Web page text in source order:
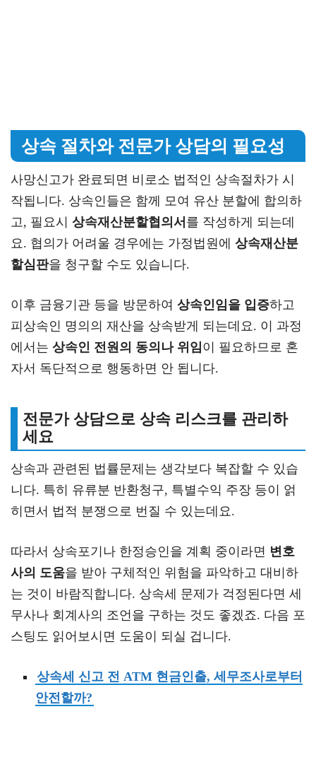
상속 절차와 전문가 상담의 필요성
사망신고가 완료되면 비로소 법적인 상속절차가 시
작됩니다. 상속인들은 함께 모여 유산 분할에 합의하
고, 필요시 상속재산분할협의서 를 작성하게 되는데
요. 협의가 어려울 경우에는 가정법원에 상속재산분
할심판을 청구할 수도 있습니다.
이후 금융기관 등을 방문하여 상속인임을 입증하고
피상속인 명의의 재산을 상속받게 되는데요. 이 과정
에서는 상속인 전원의 동의나 위임 이 필요하므로 혼
자서 독단적으로 행동하면 안 됩니다.
전문가 상담으로 상속 리스크를 관리하
세요
상속과 관련된 법률문제는 생각보다 복잡할 수 있습
니다. 특히 유류분 반환청구, 특별수익 주장 등이 얽
히면서 법적 분쟁으로 번질 수 있는데요.
따라서 상속포기나 한정승인을 계획 중이라면 변호
사의 도움을 받아 구체적인 위험을 파악하고 대비하
는 것이 바람직합니다. 상속세 문제가 걱정된다면 세
무사나 회계사의 조언을 구하는 것도 좋겠죠. 다음 포
스팅도 읽어보시면 도움이 되실 겁니다.
상속세 신고 전 ATM 현금인출, 세무조사로부터
안전할까?